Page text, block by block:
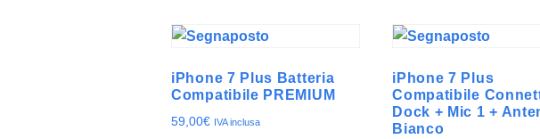
iPhone 7 Plus Batteria
Compatibile PREMIUM
59,00€ IVA inclusa
iPhone 7 Plus
Compatibile
Dock + Mic 1 +
Bianco